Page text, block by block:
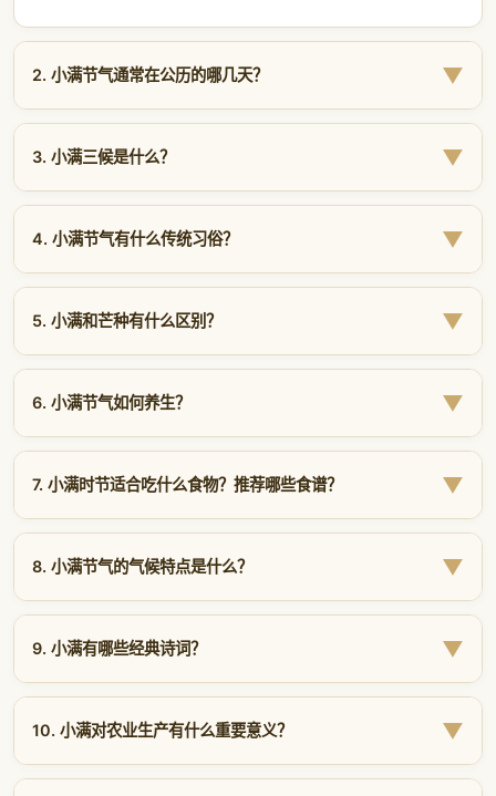
2. 小满节气通常在公历的哪几天？ ▼
小满每年公历5月20日、21日或22日交节，具体日期因太
阳到达黄经60°的精确时刻而异?近五年小满日期：
2026年：5月21日
2027年：5月21日
2028年：5月20日
3. 小满三候是什么？ ▼
小满十五天分为三候，每候五天：
一候苦菜秀：苦菜（败酱草）枝叶繁茂，开出黄色小花，古
盛极?
三候麦秋至：冬小麦麦穗泛黄、籽粒饱满，即将进入成熟收
详见物候花信页面的详细解读?
4. 小满节气有什么传统习俗？ ▼
小满的传统民俗丰富多彩，核心与农事、蚕桑密切相关：
祭车神：江南水乡祭拜水车神，以白水泼田祈求风调雨顺?
祈蚕节：江浙一带祭祀蚕神嫘祖，祈祷蚕茧丰收?小满时春蚕
吃苦菜：小满前后苦菜旺盛，采食苦菜清热凉血，既是饮食
传统也是养生智慧?
事?
抢水：浙江海宁等地黎明出动水车引水入田，确保插秧用水?
了解更多详情请访问 小满习俗专题页面
5. 小满和芒种有什么区别？ ▼
小满与芒种同为夏季节气，但存在关键差异：
时间不同：小满在5月20–22日，芒种在6月5–7日，相隔约
收割?
农事主题：小满主「灌浆-蓄水-追肥」，芒种主「抢收-抢
物候三候： 小满「苦菜秀·靡草死·麦秋至」，芒种「螳螂生·
鵙始鸣·反舌无声」?
梅?
详细对比请见上方小满 vs 芒种数据对比表
6. 小满节气如何养生？ ▼
小满后气温升高、湿度加大，养生应顺应「春夏养阳」原
则：
药），少食冷饮避免伤脾胃?
起居：晚睡早起（不晚于23点），午间小憩15–30分钟?
运动：宜清晨或傍晚散步、太极拳、八段锦等温和运动，避
情志：保持平和心境，避免烦躁发怒?可听音乐、练习深呼
吸?
防病：
小满时节皮肤病高发（湿疹、痱子），注意皮肤清洁
干燥?
详细养生方案请访问健康养生专题页面?
7. 小满时节适合吃什么食物？推荐哪些食谱？ ▼
小满饮食应以清热、祛湿、健脾为原则，推荐：
苦菜：清热凉血，小满时令野菜，可凉拌或煮粥?
薏米：祛湿健脾，与绿豆同煮成薏米绿豆汤?
山药：健脾养胃，山药炒木耳清爽可口?
枇杷：润肺止咳，时令鲜果?苦菜瘦肉粥、薏米绿豆汤、冬瓜
谱页面?
8. 小满节气的气候特点是什么？ ▼
小满时节南北气候差异显著：
南方地区：降雨量明显增多，江河渐满，空气湿度70%–
期?
北方地区：气温快速回升至20–25℃，但降雨仍偏少，相对
害?
9. 小满有哪些经典诗词？ ▼
小满节气催生了众多脍炙人口的古典诗词：
欧阳修《小满》：「夜莺啼绿柳，皓月醒长空?最爱垄头麦，
落的美景?
10. 小满对农业生产有什么重要意义？ ▼
小满是夏收与夏种的关键过渡期，在农业生产中具有承上启